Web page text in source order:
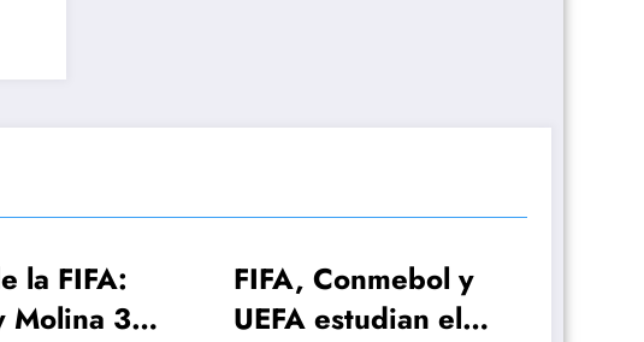
FIFA, Conmebol y
UEFA estudian el